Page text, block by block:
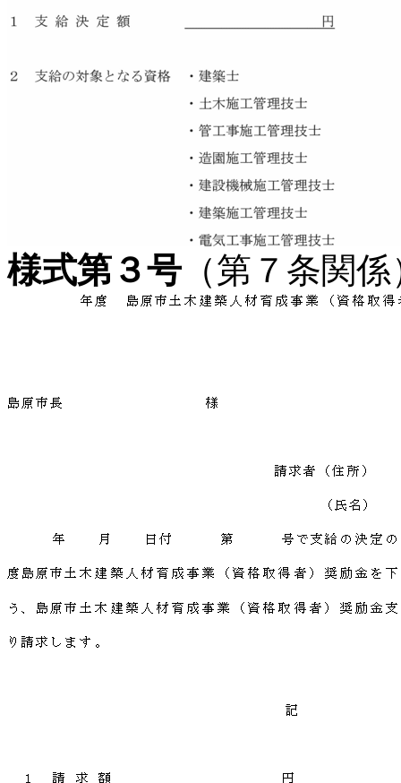
様式第３号（第７条関係